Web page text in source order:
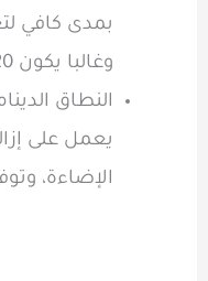
بمدى كافي
وغالبا يكون 20-30 متر.
يعمل على
الإضاءة،